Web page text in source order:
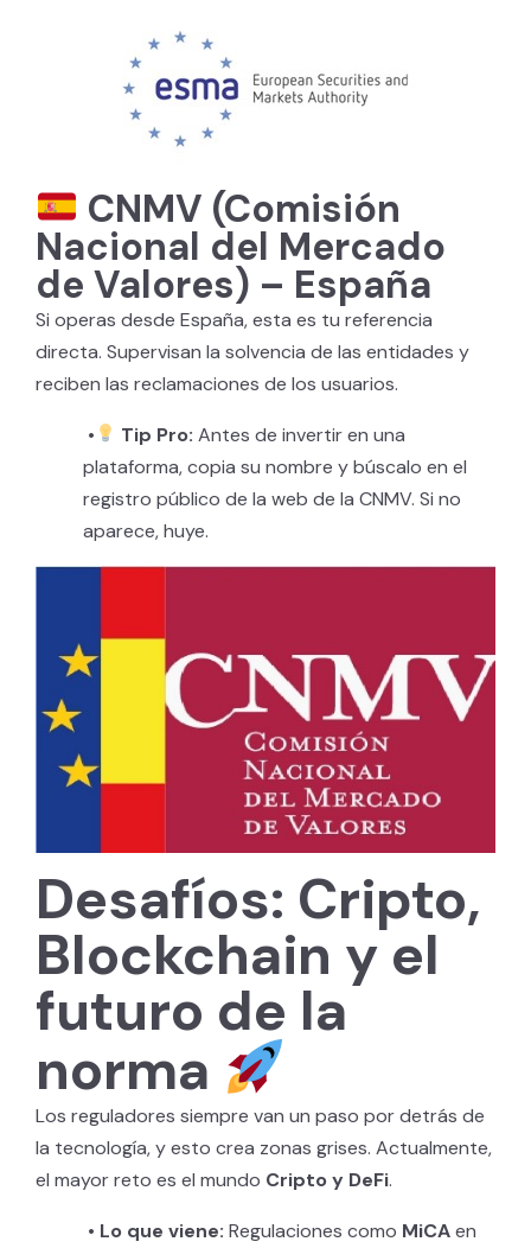
CNMV (Comisión
Nacional del Mercado
de Valores) – España
Si operas desde España, esta es tu referencia
directa. Supervisan la solvencia de las entidades y
reciben las reclamaciones de los usuarios.
• Tip Pro: Antes de invertir en una
plataforma, copia su nombre y búscalo en el
registro público de la web de la CNMV. Si no
aparece, huye.
Desafíos: Cripto,
Blockchain y el
futuro de la
norma
Los reguladores siempre van un paso por detrás de
la tecnología, y esto crea zonas grises. Actualmente,
el mayor reto es el mundo Cripto y DeFi.
• Lo que viene: Regulaciones como MiCAen